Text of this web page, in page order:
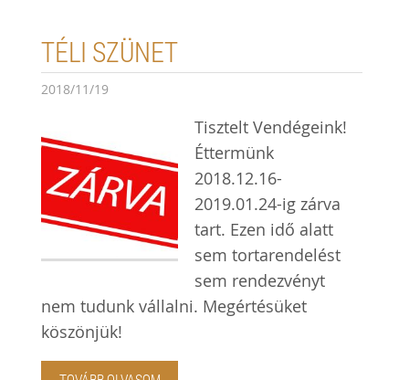
TÉLI SZÜNET
2018/11/19
Tisztelt Vendégeink!
Éttermünk
2018.12.16-
2019.01.24-ig zárva
tart. Ezen idő alatt
sem tortarendelést
sem rendezvényt
nem tudunk vállalni. Megértésüket
köszönjük!